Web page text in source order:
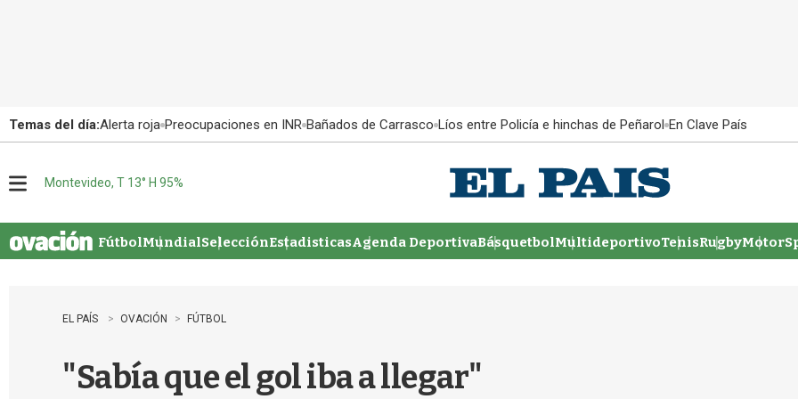
Temas del día:Alerta roja Preocupaciones en INR Bañados de Carrasco Líos entre Policía e hinchas de Peñarol En Clave País
u
Montevideo, T 13° H 95%
FútbolMundialSelecciónEstadisticasAgenda DeportivaBásquetbolMultideportivoTenisRugby
EL PAÍS OVACIÓN FÚTBOL
"Sabía que el gol iba a llegar"